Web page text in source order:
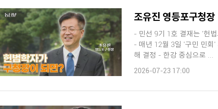
- 민선 9기 1호 결재는 '헌
- 매년 12월 3일 '구민 민회
해 결정 - 한강 중심으로 ...
2026-07-23 17:00